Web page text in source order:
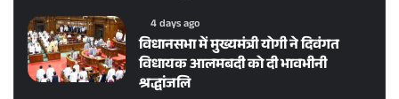
4 days ago
विधानसभा में मुख्यमंत्री योगी ने दिवंगत
विधायक आलमबदी को दी भावभीनी
श्रद्धांजलि